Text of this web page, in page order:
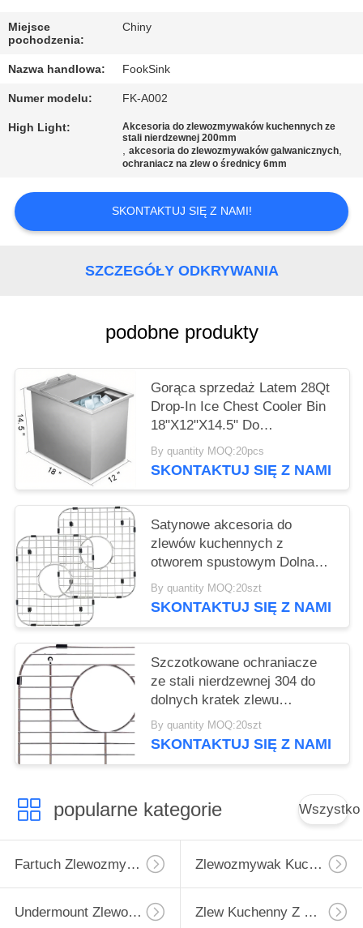
POPROSIĆ
O
WYCENĘ
PRIVACY
POLICY
Miejsce
pochodzenia:
Chiny
Nazwa handlowa: FookSink
Numer modelu: FK-A002
High Light:
Akcesoria do zlewozmywaków kuchennych ze
stali nierdzewnej 200mm
,akcesoria do zlewozmywaków galwanicznych,
ochraniacz na zlew o średnicy 6mm
SKONTAKTUJ SIĘ Z NAMI!
SZCZEGÓŁY ODKRYWANIA
podobne produkty
Gorąca sprzedaż Latem 28Qt
Drop-In Ice Chest Cooler Bin
18"X12"X14.5" Do
przechowywania 304 316
Nierdzewna Chłodnia lodowa
Bin zimne wino piwo Outdoor
Ameryce
By quantity MOQ:20pcs
SKONTAKTUJ SIĘ Z NAMI
Satynowe akcesoria do
zlewów kuchennych z
otworem spustowym Dolna
siatka Protector Suszarka 2
szt. Zestaw
By quantity MOQ:20szt
SKONTAKTUJ SIĘ Z NAMI
Szczotkowane ochraniacze
ze stali nierdzewnej 304 do
dolnych kratek zlewu
kuchennego
By quantity MOQ:20szt
SKONTAKTUJ SIĘ Z NAMI
popularne kategorie Wszystko
Fartuch Zlewozmywak Ze Stali Nierdzewnej Zlewozmywak Kuchenny Ze Stali Nierdzewnej
Undermount Zlewozmywak Ze Stali Nierdzewnej Zlew Kuchenny Z Ociekaczem